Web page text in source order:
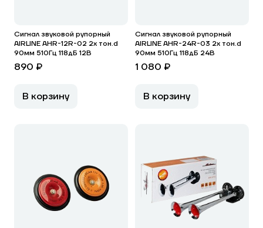
Сигнал звуковой рупорный
AIRLINE AHR-12R-02 2x тон.d
90мм 510Гц 118дБ 12В
890 ₽
В корзину
Сигнал звуковой рупорный
AIRLINE AHR-24R-03 2x тон.d
90мм 510Гц 118дБ 24В
1 080 ₽
В корзину